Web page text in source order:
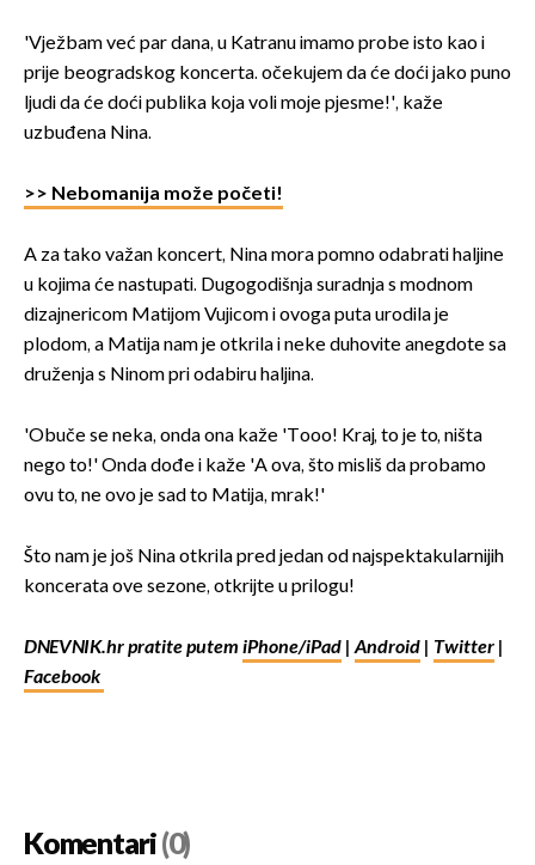
'Vježbam već par dana, u Katranu imamo probe isto kao i
prije beogradskog koncerta. očekujem da će doći jako puno
ljudi da će doći publika koja voli moje pjesme!', kaže
uzbuđena Nina.
>> Nebomanija može početi!
A za tako važan koncert, Nina mora pomno odabrati haljine
u kojima će nastupati. Dugogodišnja suradnja s modnom
dizajnericom Matijom Vujicom i ovoga puta urodila je
plodom, a Matija nam je otkrila i neke duhovite anegdote sa
druženja s Ninom pri odabiru haljina.
'Obuče se neka, onda ona kaže 'Tooo! Kraj, to je to, ništa
nego to!' Onda dođe i kaže 'A ova, što misliš da probamo
ovu to, ne ovo je sad to Matija, mrak!'
Što nam je još Nina otkrila pred jedan od najspektakularnijih
koncerata ove sezone, otkrijte u prilogu!
DNEVNIK.hr pratite putem iPhone/iPad |Android Twitter
Facebook
Komentari(0)